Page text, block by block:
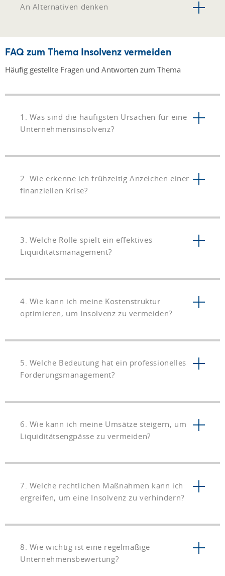
An Alternativen denken
FAQ zum Thema Insolvenz vermeiden
Häufig gestellte Fragen und Antworten zum Thema
1. Was sind die häufigsten Ursachen für eine
Unternehmensinsolvenz?
2. Wie erkenne ich frühzeitig Anzeichen einer
finanziellen Krise?
3. Welche Rolle spielt ein effektives
Liquiditätsmanagement?
4. Wie kann ich meine Kostenstruktur
optimieren, um Insolvenz zu vermeiden?
5. Welche Bedeutung hat ein professionelles
Forderungsmanagement?
6. Wie kann ich meine Umsätze steigern, um
Liquiditätsengpässe zu vermeiden?
7. Welche rechtlichen Maßnahmen kann ich
ergreifen, um eine Insolvenz zu verhindern?
8. Wie wichtig ist eine regelmäßige
Unternehmensbewertung?